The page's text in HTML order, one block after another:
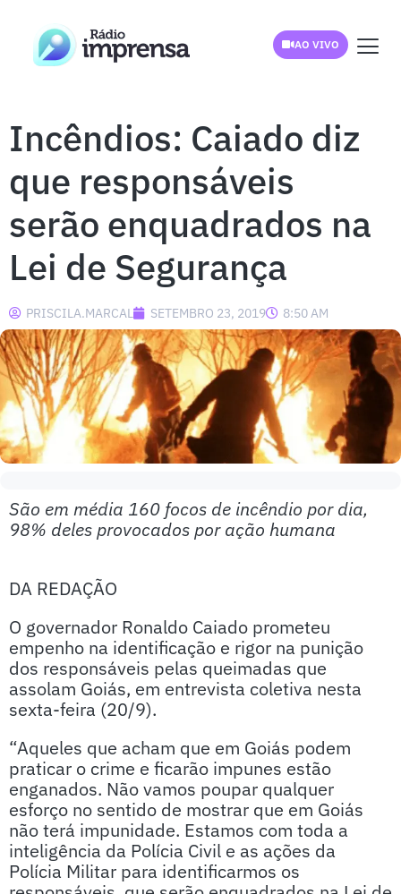
AO VIVO
Incêndios: Caiado diz
que responsáveis
serão enquadrados na
Lei de Segurança
PRISCILA.MARCAL SETEMBRO 23, 2019 8:50 AM
São em média 160 focos de incêndio por dia,
98% deles provocados por ação humana
DA REDAÇÃO
O governador Ronaldo Caiado prometeu
empenho na identificação e rigor na punição
dos responsáveis pelas queimadas que
assolam Goiás, em entrevista coletiva nesta
sexta-feira (20/9).
“Aqueles que acham que em Goiás podem
praticar o crime e ficarão impunes estão
enganados. Não vamos poupar qualquer
esforço no sentido de mostrar que em Goiás
não terá impunidade. Estamos com toda a
inteligência da Polícia Civil e as ações da
Polícia Militar para identificarmos os